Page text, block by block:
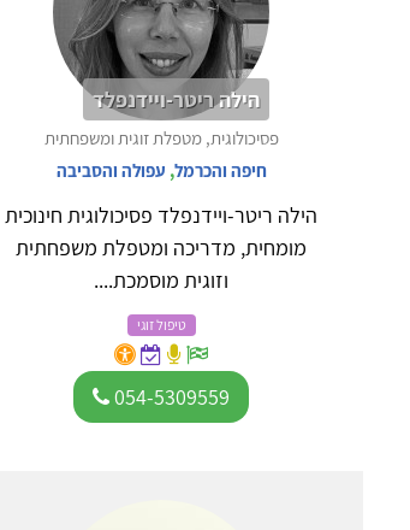
הילה ריטר-ויידנפלד
פסיכולוגית, מטפלת זוגית ומשפחתית
חיפה והכרמל, עפולה והסביבה
הילה ריטר-ויידנפלד פסיכולוגית חינוכית
מומחית, מדריכה ומטפלת משפחתית
וזוגית מוסמכת....
טיפול זוגי
054-5309559